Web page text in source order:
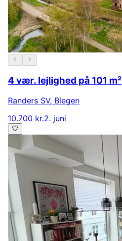
4 vær. lejlighed på 101 m²
Randers SV, Blegen
10.700 kr.2. juni